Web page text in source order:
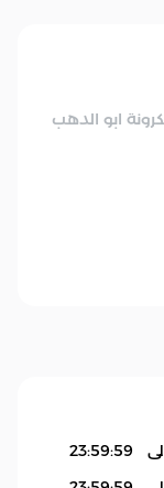
ابو الدهب
23:59:59